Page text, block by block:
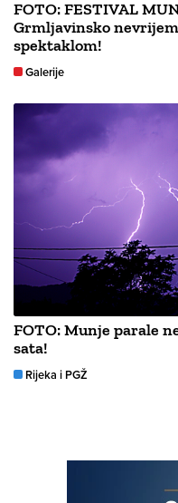
FOTO: FESTIVAL
Grmljavinsko
spektaklom!
Galerije
FOTO: Munje parale
sata!
Rijeka i PGŽ